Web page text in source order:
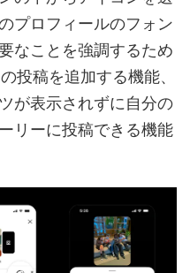
プロフィールのフォン
なことを強調するため
投稿を追加する機能、
が表示されずに自分の
リーに投稿できる機能